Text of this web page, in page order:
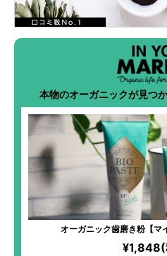
本物のオーガニックが見つ
オーガニック歯磨き粉【マ
¥1,848(